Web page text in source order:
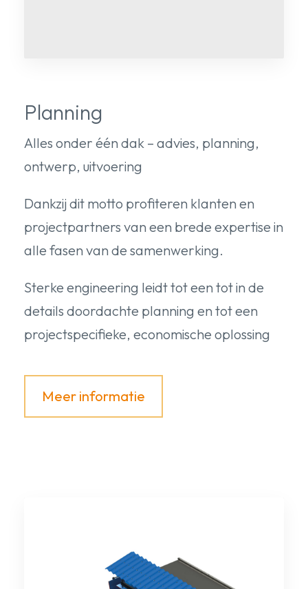
Planning
Alles onder één dak – advies, planning,
ontwerp, uitvoering
Dankzij dit motto profiteren klanten en
projectpartners van een brede expertise in
alle fasen van de samenwerking.
Sterke engineering leidt tot een tot in de
details doordachte planning en tot een
projectspecifieke, economische oplossing
Meer informatie